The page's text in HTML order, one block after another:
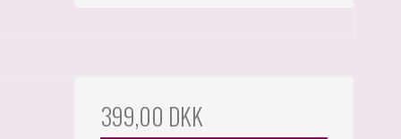
399,00 DKK